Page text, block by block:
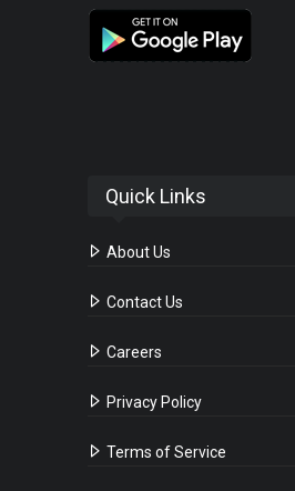
Quick Links
About Us
Contact Us
Careers
Privacy Policy
Terms of Service